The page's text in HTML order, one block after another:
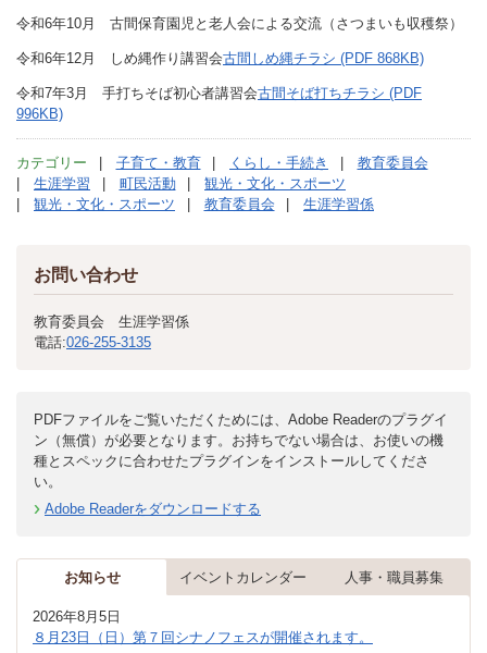
令和6年10月 古間保育園児と老人会による交流（さつまいも収穫祭）
令和6年12月 しめ縄作り講習会古間しめ縄チラシ (PDF 868KB)
令和7年3月 手打ちそば初心者講習会古間そば打ちチラシ (PDF
996KB)
カテゴリー 子育て・教育 くらし・手続き
教育委員会
生涯学習
町民活動
観光・文化・スポーツ
観光・文化・スポーツ
教育委員会 生涯学習係
お問い合わせ
教育委員会 生涯学習係
電話:026-255-3135
PDFファイルをご覧いただくためには、Adobe Readerのプラグイ
ン（無償）が必要となります。お持ちでない場合は、お使いの機
種とスペックに合わせたプラグインをインストールしてくださ
い。
Adobe Readerをダウンロードする
お知らせ イベントカレンダー 人事・職員募集
2026年8月5日
８月23日（日）第７回シナノフェスが開催されます。